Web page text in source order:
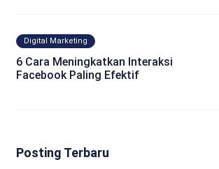
Digital Marketing
6 Cara Meningkatkan Interaksi
Facebook Paling Efektif
Posting Terbaru